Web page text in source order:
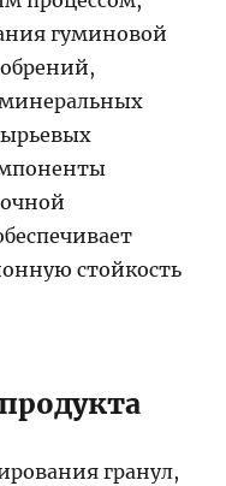
гуминовой
стойкость
гранул,